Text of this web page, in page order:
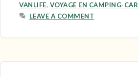
VANLIFE, VOYAGE EN CAMPING-CAR
LEAVE A COMMENT